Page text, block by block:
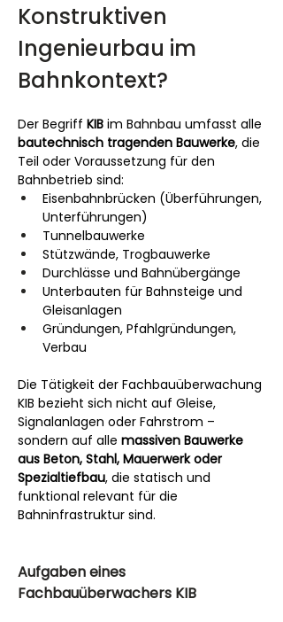
Konstruktiven
Ingenieurbau im
Bahnkontext?
Der Begriff KIB im Bahnbau umfasst alle
bautechnisch tragenden Bauwerke, die
Teil oder Voraussetzung für den
Bahnbetrieb sind:
Eisenbahnbrücken (Überführungen,
Unterführungen)
Tunnelbauwerke
Stützwände, Trogbauwerke
Durchlässe und Bahnübergänge
Unterbauten für Bahnsteige und
Gleisanlagen
Gründungen, Pfahlgründungen,
Verbau
Die Tätigkeit der Fachbauüberwachung
KIB bezieht sich nicht auf Gleise,
Signalanlagen oder Fahrstrom –
sondern auf alle massiven Bauwerke
aus Beton, Stahl, Mauerwerk oder
Spezialtiefbau, die statisch und
funktional relevant für die
Bahninfrastruktur sind.
Aufgaben eines
Fachbauüberwachers KIB